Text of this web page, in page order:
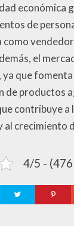
económica
de
como
el
que
de productos
contribuye
al crecimiento
4/5 -